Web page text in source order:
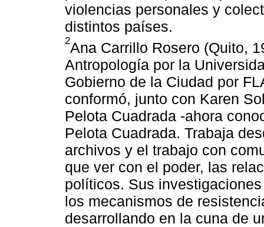
violencias personales y
distintos países.
2Ana Carrillo Rosero (Quito,
Antropología por la
Gobierno de la Ciudad por
conformó, junto con Karen
Pelota Cuadrada -ahora
Pelota Cuadrada. Trabaja
archivos y el trabajo con
que ver con el poder, las
políticos. Sus
los mecanismos de
desarrollando en la cuna de